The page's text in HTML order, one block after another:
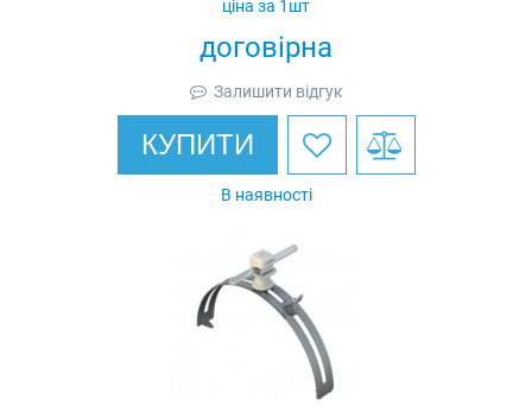
договірна
ціна за 1шт
Залишити відгук
КУПИТИ
В наявності